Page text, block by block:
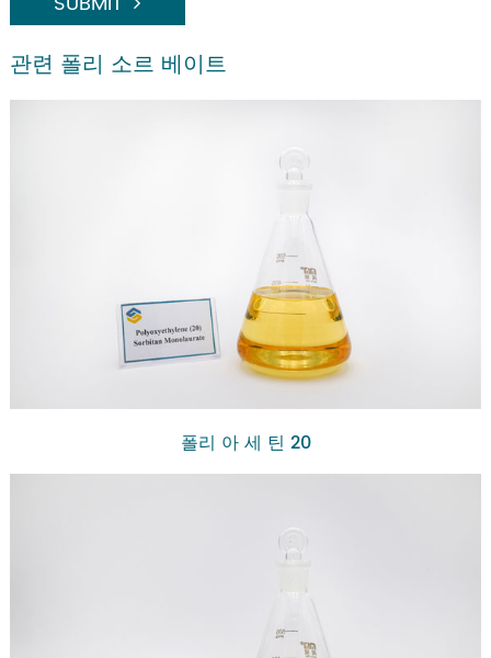
관련 폴리 소르 베이트
폴리 아 세 틴 20